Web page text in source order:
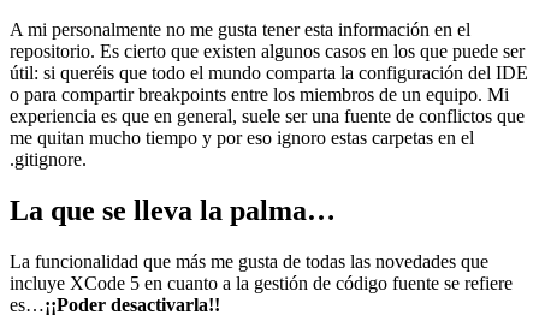
A mi personalmente no me gusta tener esta información en el
repositorio. Es cierto que existen algunos casos en los que puede ser
útil: si queréis que todo el mundo comparta la configuración del IDE
o para compartir breakpoints entre los miembros de un equipo. Mi
experiencia es que en general, suele ser una fuente de conflictos que
me quitan mucho tiempo y por eso ignoro estas carpetas en el
.gitignore.
La que se lleva la palma…
La funcionalidad que más me gusta de todas las novedades que
incluye XCode 5 en cuanto a la gestión de código fuente se refiere
es…¡¡Poder desactivarla!!